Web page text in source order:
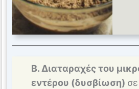
Β. Διαταραχές του
εντέρου (δυσβίωση)